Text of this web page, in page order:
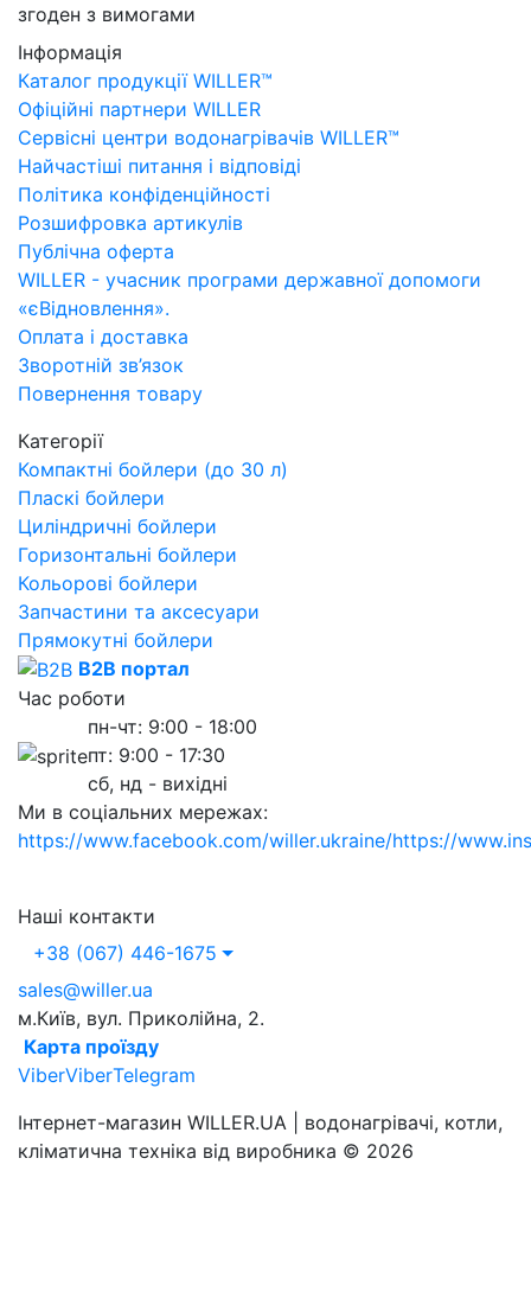
згоден з вимогами
Інформація
Каталог продукції WILLER™
Офіційні партнери WILLER
Сервісні центри водонагрівачів WILLER™
Найчастіші питання і відповіді
Політика конфіденційності
Розшифровка артикулів
Публічна оферта
WILLER - учасник програми державної допомоги
«єВідновлення».
Оплата і доставка
Зворотній зв’язок
Повернення товару
Категорії
Компактні бойлери (до 30 л)
Пласкі бойлери
Циліндричні бойлери
Горизонтальні бойлери
Кольорові бойлери
Запчастини та аксесуари
Прямокутні бойлери
B2B портал
Час роботи
пн-чт: 9:00 - 18:00
пт: 9:00 - 17:30
сб, нд - вихідні
Ми в соціальних мережах:
https://www.facebook.com/willer.ukraine/https://
Наші контакти
+38 (067) 446-1675
sales@willer.ua
м.Київ, вул. Приколійна, 2.
Карта проїзду
ViberViberTelegram
Інтернет-магазин WILLER.UA | водонагрівачі, котли,
кліматична техніка від виробника © 2026